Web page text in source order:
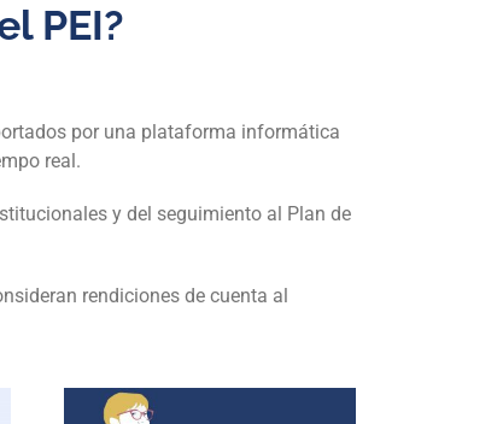
PEI?
por una plataforma informática
real.
y del seguimiento al Plan de
rendiciones de cuenta al